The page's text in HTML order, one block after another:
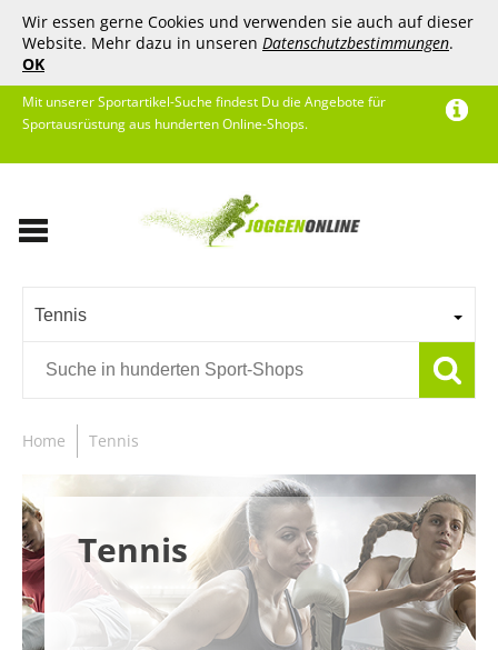
Wir essen gerne Cookies und verwenden sie auch auf dieser
Website. Mehr dazu in unseren Datenschutzbestimmungen.
OK
Mit unserer Sportartikel-Suche findest Du die Angebote für
Sportausrüstung aus hunderten Online-Shops.
Tennis
Home Tennis
Tennis